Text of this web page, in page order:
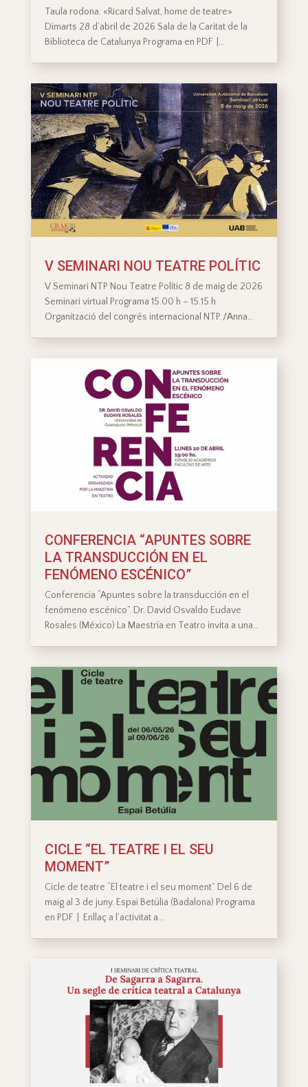
Taula rodona: «Ricard Salvat, home de teatre»
Dimarts 28 d’abril de 2026 Sala de la Caritat de la
Biblioteca de Catalunya Programa en PDF |…
V SEMINARI NOU TEATRE POLÍTIC
V Seminari NTP Nou Teatre Polític 8 de maig de 2026
Seminari virtual Programa 15.00 h – 15.15 h
Organització del congrés internacional NTP /Anna…
CONFERENCIA “APUNTES SOBRE
LA TRANSDUCCIÓN EN EL
FENÓMENO ESCÉNICO”
Conferencia “Apuntes sobre la transducción en el
fenómeno escénico”. Dr. David Osvaldo Eudave
Rosales (México) La Maestría en Teatro invita a una…
CICLE “EL TEATRE I EL SEU
MOMENT”
Cicle de teatre “El teatre i el seu moment” Del 6 de
maig al 3 de juny. Espai Betúlia (Badalona) Programa
en PDF | Enllaç a l’activitat a…